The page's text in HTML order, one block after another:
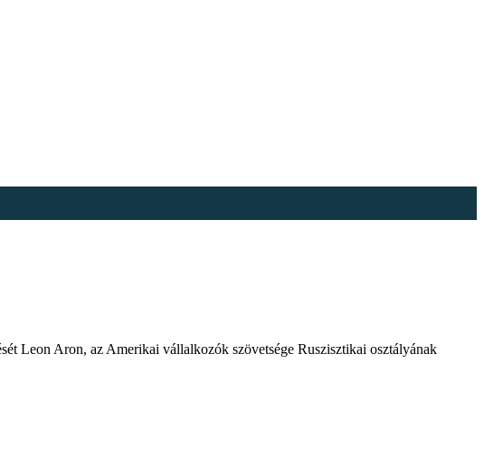
Leon Aron, az Amerikai vállalkozók szövetsége Ruszisztikai osztályának